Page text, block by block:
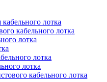
лотка
кабельного лотка
лотка
лотка
лотка
кабельного лотка